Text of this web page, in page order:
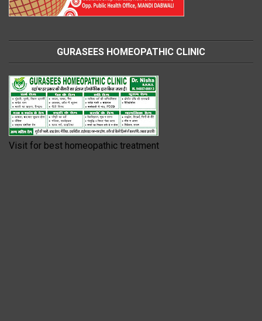
GURASEES HOMEOPATHIC CLINIC
Visit for best homeopathic treatment